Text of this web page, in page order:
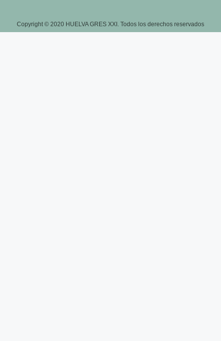
Copyright © 2020 HUELVA GRES XXI. Todos los derechos reservados